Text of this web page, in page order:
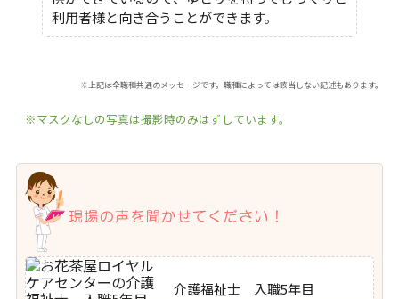
利用者様と向き合うことができます。
※上記は全職種共通のメッセージです。職種によっては該当しない記述もあります。
※マスクなしの写真は撮影時のみはずしています。
介護福祉士 入職5年目